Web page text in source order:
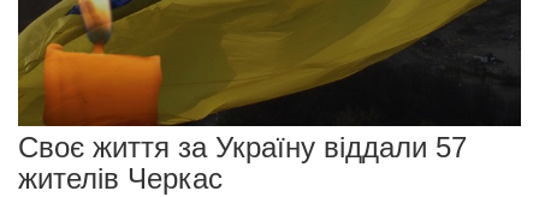
Своє життя за Україну віддали 57
жителів Черкас